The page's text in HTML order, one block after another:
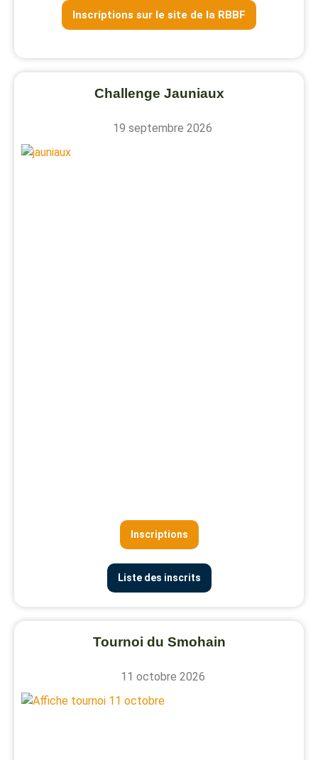
Inscriptions sur le site de la RBBF
Challenge Jauniaux
19 septembre 2026
Inscriptions
Liste des inscrits
Tournoi du Smohain
11 octobre 2026